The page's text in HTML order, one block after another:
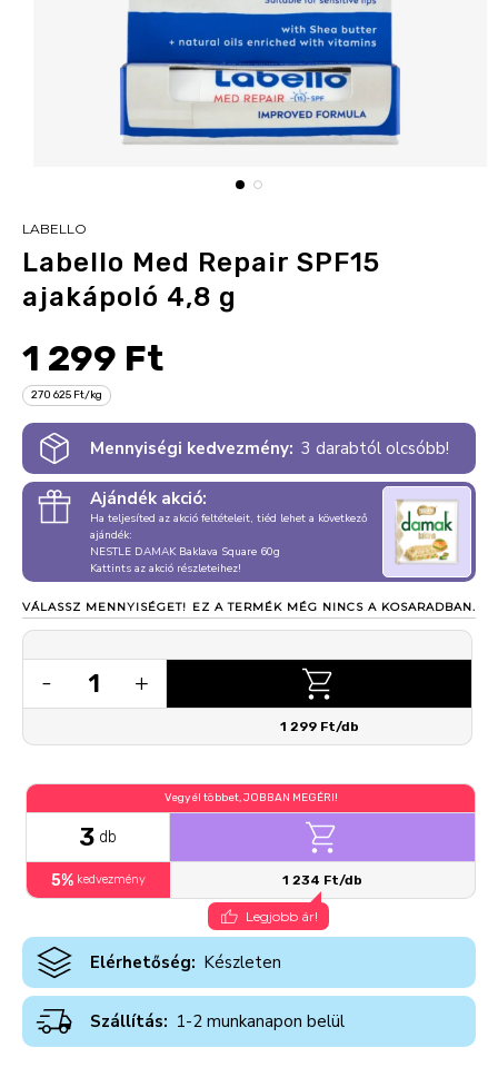
LABELLO
Labello Med Repair SPF15
ajakápoló 4,8 g
1 299 Ft
270 625 Ft/kg
Mennyiségi kedvezmény: 3 darabtól olcsóbb!
Ajándék akció:
Ha teljesíted az akció feltételeit, tiéd lehet a következő
ajándék:
NESTLE DAMAK Baklava Square 60g
Kattints az akció részleteihez!
VÁLASSZ MENNYISÉGET! EZ A TERMÉK MÉG NINCS A KOSARADBAN.
- 1 +
1 299 Ft/db
Vegyél többet, JOBBAN MEGÉRI!
3 db
5% kedvezmény 1 234 Ft/db
Legjobb ár!
Elérhetőség: Készleten
Szállítás: 1-2 munkanapon belül